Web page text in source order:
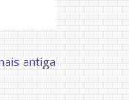
antiga